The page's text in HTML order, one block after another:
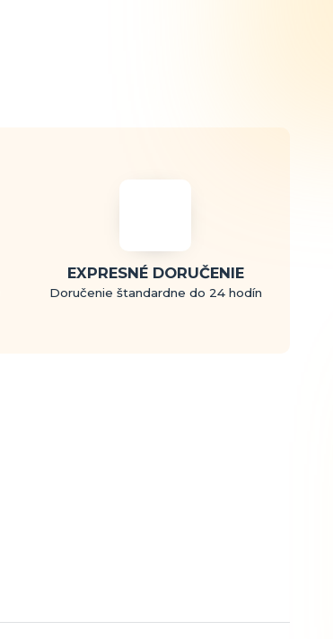
EXPRESNÉ DORUČENIE
Doručenie štandardne do 24 hodín